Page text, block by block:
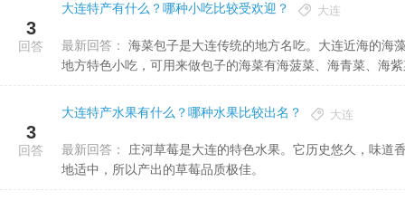
3
回答
大连特产有什么？哪种小吃比较受欢迎？ 大连
最新回答：
地方特色小吃，可用来做包子的海菜有海菠菜、海青菜、海
3
回答
大连特产水果有什么？哪种水果比较出名？ 大连
最新回答：
地适中，所以产出的草莓品质极佳。